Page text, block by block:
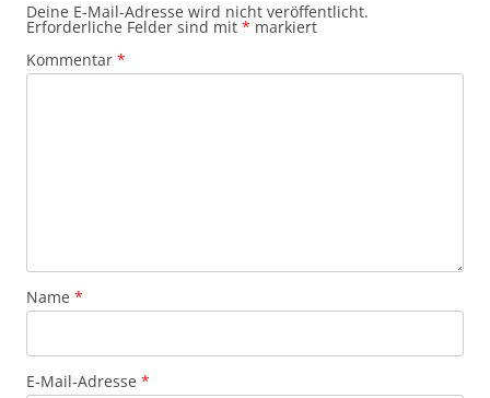
Deine E-Mail-Adresse wird nicht veröffentlicht.
Erforderliche Felder sind mit * markiert
Kommentar *
Name *
E-Mail-Adresse *